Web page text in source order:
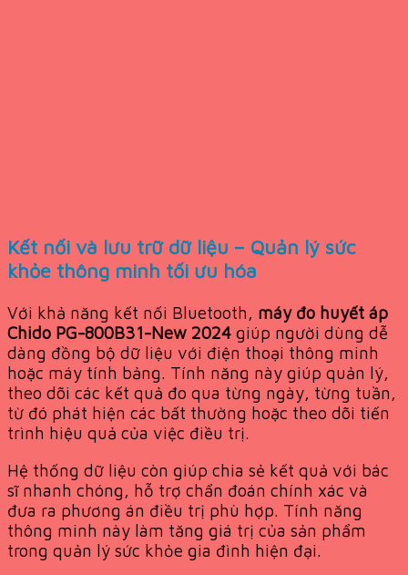
Kết nối và lưu trữ dữ liệu – Quản lý sức
khỏe thông minh tối ưu hóa
Với khả năng kết nối Bluetooth, máy đo huyết áp
Chido PG-800B31-New 2024 giúp người dùng dễ
dàng đồng bộ dữ liệu với điện thoại thông minh
hoặc máy tính bảng. Tính năng này giúp quản lý,
theo dõi các kết quả đo qua từng ngày, từng tuần,
từ đó phát hiện các bất thường hoặc theo dõi tiến
trình hiệu quả của việc điều trị.
Hệ thống dữ liệu còn giúp chia sẻ kết quả với bác
sĩ nhanh chóng, hỗ trợ chẩn đoán chính xác và
đưa ra phương án điều trị phù hợp. Tính năng
thông minh này làm tăng giá trị của sản phẩm
trong quản lý sức khỏe gia đình hiện đại.